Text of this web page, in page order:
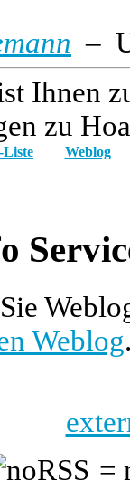
–
Ihnen
zu
Liste Weblog
Weblog
=